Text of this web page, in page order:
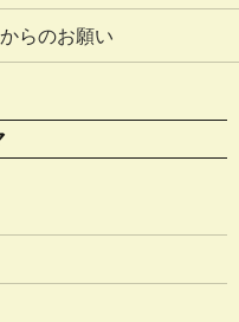
らのお願い